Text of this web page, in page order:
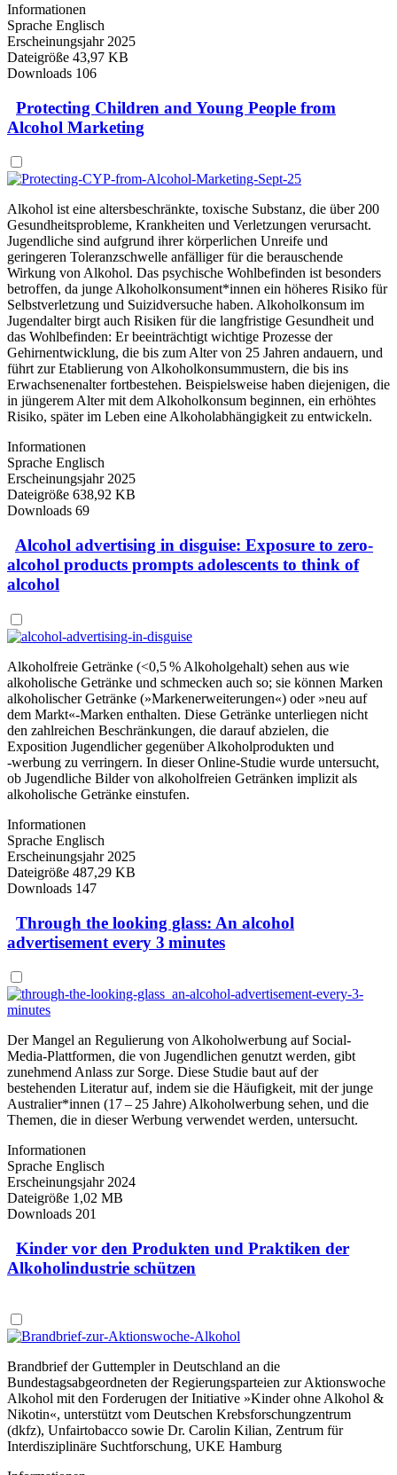
Informationen
Sprache Englisch
Erscheinungsjahr 2025
Dateigröße 43,97 KB
Downloads 106
Protecting Children and Young People from
Alcohol Marketing
Alkohol ist eine altersbeschränkte, toxische Substanz, die über 200
Gesundheitsprobleme, Krankheiten und Verletzungen verursacht.
Jugendliche sind aufgrund ihrer körperlichen Unreife und
geringeren Toleranzschwelle anfälliger für die berauschende
Wirkung von Alkohol. Das psychische Wohlbefinden ist besonders
betroffen, da junge Alkoholkonsument*innen ein höheres Risiko für
Selbstverletzung und Suizidversuche haben. Alkoholkonsum im
Jugendalter birgt auch Risiken für die langfristige Gesundheit und
das Wohlbefinden: Er beeinträchtigt wichtige Prozesse der
Gehirnentwicklung, die bis zum Alter von 25 Jahren andauern, und
führt zur Etablierung von Alkoholkonsummustern, die bis ins
Erwachsenenalter fortbestehen. Beispielsweise haben diejenigen, die
in jüngerem Alter mit dem Alkoholkonsum beginnen, ein erhöhtes
Risiko, später im Leben eine Alkoholabhängigkeit zu entwickeln.
Informationen
Sprache Englisch
Erscheinungsjahr 2025
Dateigröße 638,92 KB
Downloads 69
Alcohol advertising in disguise: Exposure to zero-
alcohol products prompts adolescents to think of
alcohol
Alkoholfreie Getränke (<0,5 % Alkoholgehalt) sehen aus wie
alkoholische Getränke und schmecken auch so; sie können Marken
alkoholischer Getränke (»Markenerweiterungen«) oder »neu auf
dem Markt«-Marken enthalten. Diese Getränke unterliegen nicht
den zahlreichen Beschränkungen, die darauf abzielen, die
Exposition Jugendlicher gegenüber Alkoholprodukten und
‑werbung zu verringern. In dieser Online-Studie wurde untersucht,
ob Jugendliche Bilder von alkoholfreien Getränken implizit als
alkoholische Getränke einstufen.
Informationen
Sprache Englisch
Erscheinungsjahr 2025
Dateigröße 487,29 KB
Downloads 147
Through the looking glass: An alcohol
advertisement every 3 minutes
Der Mangel an Regulierung von Alkoholwerbung auf Social-
Media-Plattformen, die von Jugendlichen genutzt werden, gibt
zunehmend Anlass zur Sorge. Diese Studie baut auf der
bestehenden Literatur auf, indem sie die Häufigkeit, mit der junge
Australier*innen (17 – 25 Jahre) Alkoholwerbung sehen, und die
Themen, die in dieser Werbung verwendet werden, untersucht.
Informationen
Sprache Englisch
Erscheinungsjahr 2024
Dateigröße 1,02 MB
Downloads 201
Kinder vor den Produkten und Praktiken der
Alkoholindustrie schützen
Brandbrief der Guttempler in Deutschland an die
Bundestagsabgeordneten der Regierungsparteien zur Aktionswoche
Alkohol mit den Forderugen der Initiative »Kinder ohne Alkohol &
Nikotin«, unterstützt vom Deutschen Krebsforschungzentrum
(dkfz), Unfairtobacco sowie Dr. Carolin Kilian, Zentrum für
Interdisziplinäre Suchtforschung, UKE Hamburg